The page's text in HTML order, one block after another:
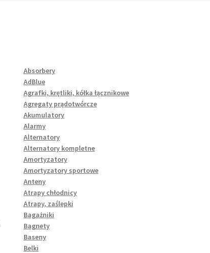
Absorbery
AdBlue
Agrafki, krętliki, kółka łącznikowe
Agregaty prądotwórcze
Akumulatory
Alarmy
Alternatory
Alternatory kompletne
Amortyzatory
Amortyzatory sportowe
Anteny
Atrapy chłodnicy
Atrapy, zaślepki
Bagażniki
Bagnety
Baseny
Belki